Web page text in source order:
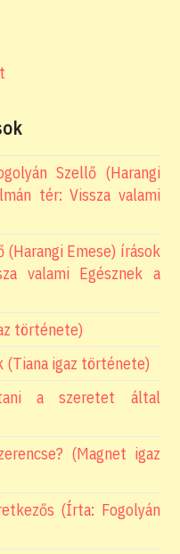
Szellő (Harangi
tér: Vissza valami
(Harangi Emese) írások
valami Egésznek a
története)
(Tiana igaz története)
a szeretet által
(Magnet igaz
(Írta: Fogolyán